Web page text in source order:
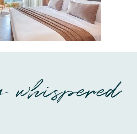
whispered